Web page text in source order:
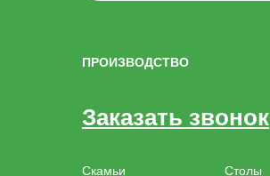
ПРОИЗВОДСТВО
Скамьи
Заказать звонок
Столы